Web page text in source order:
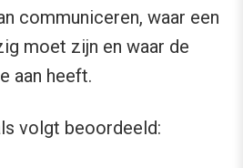
communiceren, waar een
moet zijn en waar de
aan heeft.
volgt beoordeeld: